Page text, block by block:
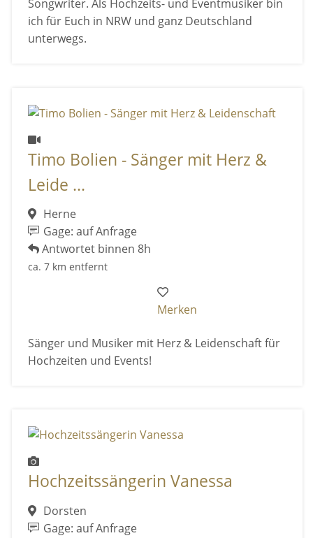
Songwriter. Als Hochzeits- und Eventmusiker bin
ich für Euch in NRW und ganz Deutschland
unterwegs.
Timo Bolien - Sänger mit Herz &
Leide ...
Herne
Gage: auf Anfrage
Antwortet binnen 8h
ca. 7 km entfernt
Merken
Sänger und Musiker mit Herz & Leidenschaft für
Hochzeiten und Events!
Hochzeitssängerin Vanessa
Dorsten
Gage: auf Anfrage